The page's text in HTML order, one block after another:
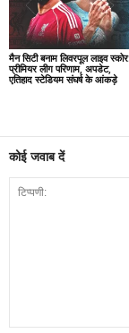
मैन सिटी बनाम लिवरपूल लाइव
प्रीमियर लीग परिणाम, अपडेट,
एतिहाद स्टेडियम संघर्ष के आंकड़े
कोई जवाब दें